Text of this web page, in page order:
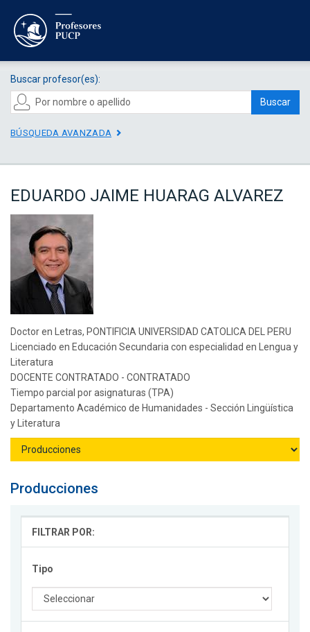
Buscar profesor(es):
Buscar
BÚSQUEDA AVANZADA
EDUARDO JAIME HUARAG ALVAREZ
Doctor en Letras, PONTIFICIA UNIVERSIDAD CATOLICA DEL PERU
Licenciado en Educación Secundaria con especialidad en Lengua y
Literatura
DOCENTE CONTRATADO - CONTRATADO
Tiempo parcial por asignaturas (TPA)
Departamento Académico de Humanidades - Sección Lingüística
y Literatura
Producciones
FILTRAR POR:
Tipo